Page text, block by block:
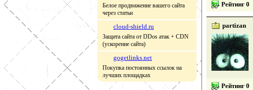
Белое продвижение вашего сайта
через статьи
cloud-shield.ru
Защита сайта от DDos атак + CDN
(ускорение сайта)
gogetlinks.net
Покупка постоянных ссылок на
лучших площадках
Рейтинг 0
partizan
Рейтинг 0